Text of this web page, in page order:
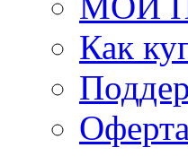
Как
Оферта